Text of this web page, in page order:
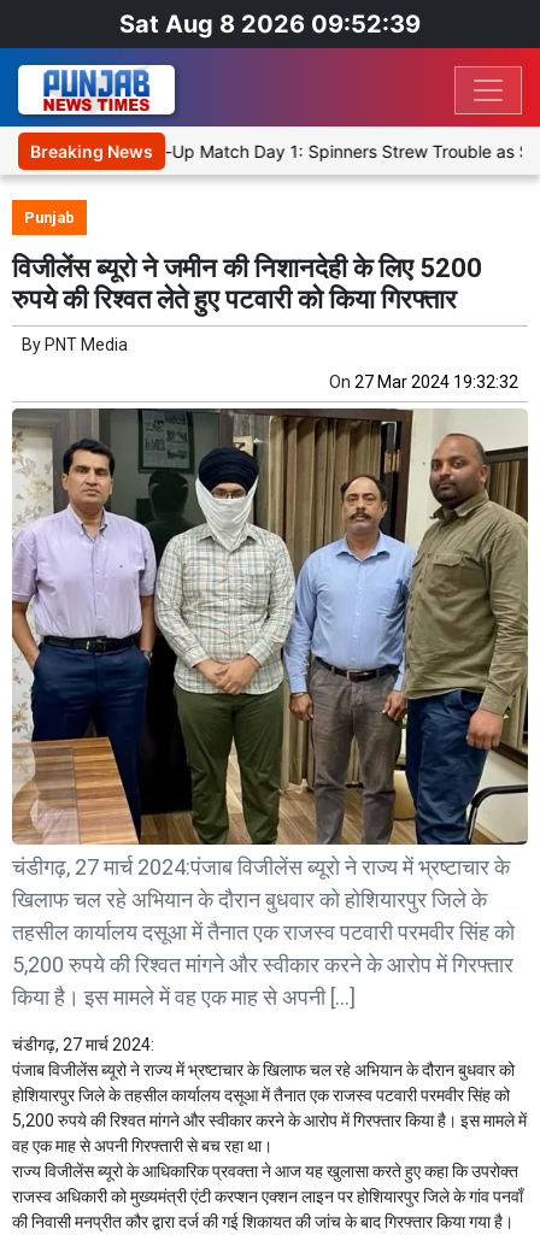
Sat Aug 8 2026 09:52:39
Breaking News
XI, Warm-Up Match Day 1: Spinners Strew Trouble as SLC
Punjab
विजीलेंस ब्यूरो ने जमीन की निशानदेही के लिए 5200
रुपये की रिश्वत लेते हुए पटवारी को किया गिरफ्तार
By PNT Media
On 27 Mar 2024 19:32:32
चंडीगढ़, 27 मार्च 2024:पंजाब विजीलेंस ब्यूरो ने राज्य में भ्रष्टाचार के
खिलाफ चल रहे अभियान के दौरान बुधवार को होशियारपुर जिले के
तहसील कार्यालय दसूआ में तैनात एक राजस्व पटवारी परमवीर सिंह को
5,200 रुपये की रिश्वत मांगने और स्वीकार करने के आरोप में गिरफ्तार
किया है। इस मामले में वह एक माह से अपनी […]
चंडीगढ़, 27 मार्च 2024:
पंजाब विजीलेंस ब्यूरो ने राज्य में भ्रष्टाचार के खिलाफ चल रहे अभियान के दौरान बुधवार को
होशियारपुर जिले के तहसील कार्यालय दसूआ में तैनात एक राजस्व पटवारी परमवीर सिंह को
5,200 रुपये की रिश्वत मांगने और स्वीकार करने के आरोप में गिरफ्तार किया है। इस मामले में
वह एक माह से अपनी गिरफ्तारी से बच रहा था।
राज्य विजीलेंस ब्यूरो के आधिकारिक प्रवक्ता ने आज यह खुलासा करते हुए कहा कि उपरोक्त
राजस्व अधिकारी को मुख्यमंत्री एंटी करप्शन एक्शन लाइन पर होशियारपुर जिले के गांव पनवाँ
की निवासी मनप्रीत कौर द्वारा दर्ज की गई शिकायत की जांच के बाद गिरफ्तार किया गया है।